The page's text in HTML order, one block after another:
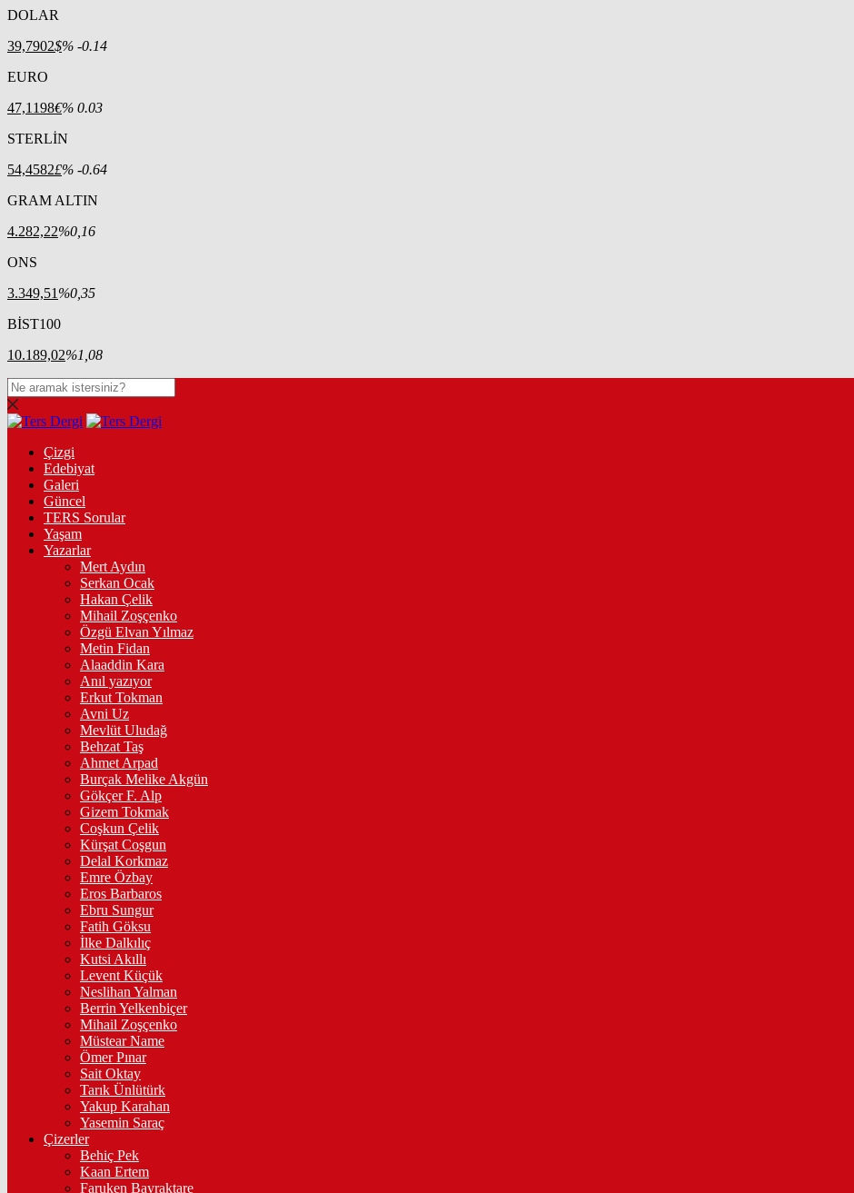
DOLAR
39,7902$% -0.14
EURO
47,1198€% 0.03
STERLİN
54,4582£% -0.64
GRAM ALTIN
4.282,22%0,16
ONS
3.349,51 %0,35
BİST100
10.189,02%1,08
Çizgi
Edebiyat
Galeri
Güncel
TERS Sorular
Yaşam
Yazarlar
Mert Aydın
Serkan Ocak
Hakan Çelik
Mihail Zoşçenko
Özgü Elvan Yılmaz
Metin Fidan
Alaaddin Kara
Anıl yazıyor
Erkut Tokman
Avni Uz
Mevlüt Uludağ
Behzat Taş
Ahmet Arpad
Burçak Melike Akgün
Gökçer F. Alp
Gizem Tokmak
Coşkun Çelik
Kürşat Coşgun
Delal Korkmaz
Emre Özbay
Eros Barbaros
Ebru Sungur
Fatih Göksu
İlke Dalkılıç
Kutsi Akıllı
Levent Küçük
Neslihan Yalman
Berrin Yelkenbiçer
Mihail Zoşçenko
Müstear Name
Ömer Pınar
Sait Oktay
Tarık Ünlütürk
Yakup Karahan
Yasemin Saraç
Çizerler
Behiç Pek
Kaan Ertem
Faruken Bayraktare